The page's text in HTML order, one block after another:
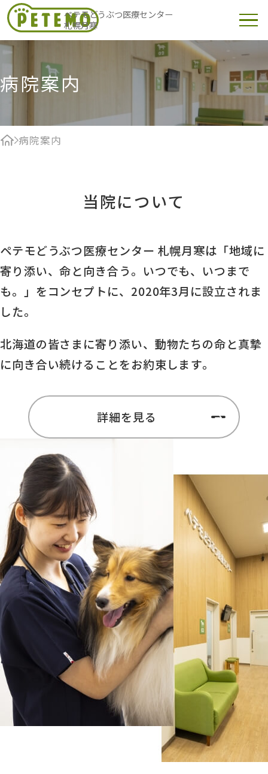
ペテモどうぶつ医療センター
札幌月寒
病院案内
病院案内
当院について
ペテモどうぶつ医療センター 札幌月寒は「地域に
寄り添い、命と向き合う。いつでも、いつまで
も。」をコンセプトに、2020年3月に設立されま
した。
北海道の皆さまに寄り添い、動物たちの命と真摯
に向き合い続けることをお約束します。
詳細を見る